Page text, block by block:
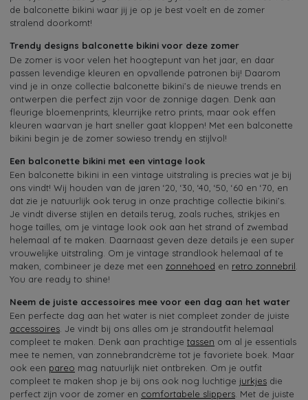
de balconette bikini waar jij je op je best voelt en de zomer
stralend doorkomt!
Trendy designs balconette bikini voor deze zomer
De zomer is voor velen het hoogtepunt van het jaar, en daar
passen levendige kleuren en opvallende patronen bij! Daarom
vind je in onze collectie balconette bikini’s de nieuwe trends en
ontwerpen die perfect zijn voor de zonnige dagen. Denk aan
fleurige bloemenprints, kleurrijke retro prints, maar ook effen
kleuren waarvan je hart sneller gaat kloppen! Met een balconette
bikini begin je de zomer sowieso trendy en stijlvol!
Een balconette bikini met een vintage look
Een balconette bikini in een vintage uitstraling is precies wat je bij
ons vindt! Wij houden van de jaren ‘20, ‘30, ‘40, ‘50, ‘60 en ‘70, en
dat zie je natuurlijk ook terug in onze prachtige collectie bikini’s.
Je vindt diverse stijlen en details terug, zoals ruches, strikjes en
hoge tailles, om je vintage look ook aan het strand of zwembad
helemaal af te maken. Daarnaast geven deze details je een super
vrouwelijke uitstraling. Om je vintage strandlook helemaal af te
maken, combineer je deze met een zonnehoed en retro zonnebril
You are ready to shine!
Neem de juiste accessoires mee voor een dag aan het water
Een perfecte dag aan het water is niet compleet zonder de juiste
accessoires . Je vindt bij ons alles om je strandoutfit helemaal
compleet te maken. Denk aan prachtige tassen om al je essentials
mee te nemen, van zonnebrandcrème tot je favoriete boek. Maar
ook een pareo mag natuurlijk niet ontbreken. Om je outfit
compleet te maken shop je bij ons ook nog luchtige jurkjes die
perfect zijn voor de zomer en comfortabele slippers . Met de juiste